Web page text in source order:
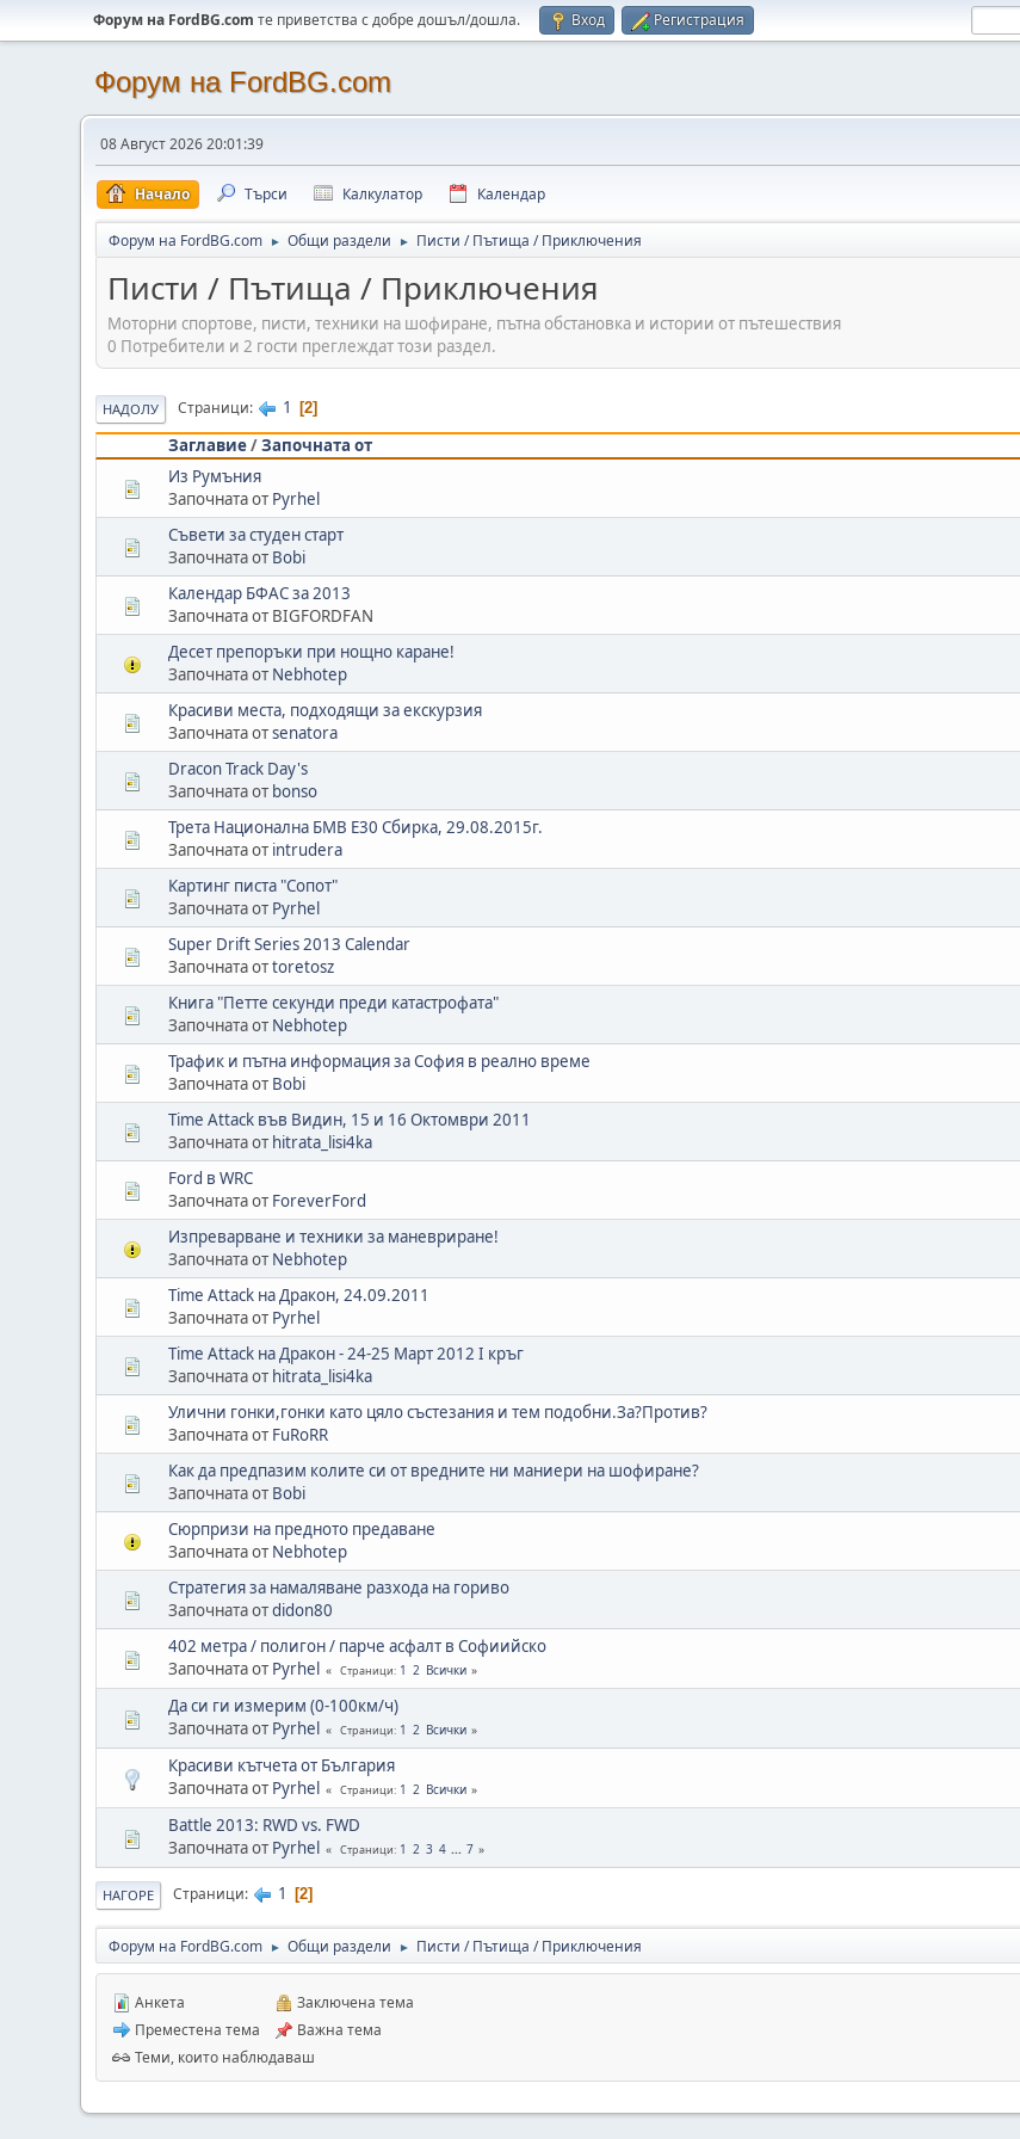
Форум на FordBG.com те приветства с добре дошъл/дошла. Вход Регистрация
Форум на FordBG.com
08 Август 2026 20:01:39
Начало Търси Калкулатор Календар
Форум на FordBG.com ► Общи раздели ► Писти / Пътища / Приключения
Писти / Пътища / Приключения
Моторни спортове, писти, техники на шофиране, пътна обстановка и истории от пътешествия
0 Потребители и 2 гости преглеждат този раздел.
НАДОЛУ Страници 1 2
Заглавие/Започната от
Из Румъния
Започната от Pyrhel
Съвети за студен старт
Започната от Bobi
Календар БФАС за 2013
Започната от BIGFORDFAN
Десет препоръки при нощно каране!
Започната от Nebhotep
Красиви места, подходящи за екскурзия
Започната отsenatora
Dracon Track Day's
Започната от bonso
Трета Национална БМВ E30 Сбирка, 29.08.2015г.
Започната от intrudera
Картинг писта "Сопот"
Започната от Pyrhel
Super Drift Series 2013 Calendar
Започната отtoretosz
Книга "Петте секунди преди катастрофата"
Започната от Nebhotep
Трафик и пътна информация за София в реално време
Започната от Bobi
Time Attack във Видин, 15 и 16 Октомври 2011
Започната от hitrata_lisi4ka
Ford в WRC
Започната от ForeverFord
Изпреварване и техники за маневриране!
Започната от Nebhotep
Time Attack на Дракон, 24.09.2011
Започната от Pyrhel
Time Attack на Дракон - 24-25 Март 2012 I кръг
Започната от hitrata_lisi4ka
Улични гонки,гонки като цяло състезания и тем подобни.За?Против?
Започната от FuRoRR
Как да предпазим колите си от вредните ни маниери на шофиране?
Започната от Bobi
Сюрпризи на предното предаване
Започната от Nebhotep
Стратегия за намаляване разхода на гориво
Започната отdidon80
402 метра / полигон / парче асфалт в Софиийско
Започната от Pyrhel Страници 1 2 Всички
Да си ги измерим (0-100км/ч)
Започната от Pyrhel Страници 1 2 Всички
Красиви кътчета от България
Започната от Pyrhel Страници 1 2 Всички
Battle 2013: RWD vs. FWD
Започната от Pyrhel Страници 1 2 3 4 ... 7
НАГОРЕ Страници 1 2
Форум на FordBG.com ► Общи раздели ► Писти / Пътища / Приключения
Анкета
Преместена тема
Заключена тема
Важна тема
Теми, които наблюдаваш